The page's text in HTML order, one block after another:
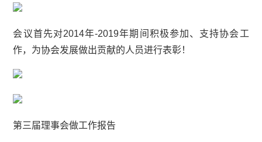
会议首先对2014年-2019年期间积极参加、支持协会工
作，为协会发展做出贡献的人员进行表彰！
第三届理事会做工作报告